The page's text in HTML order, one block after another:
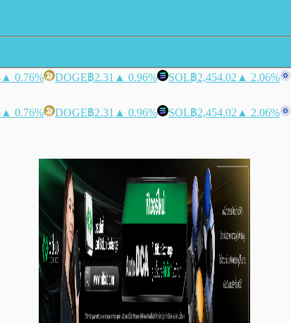
▲ 0.76% DOGE฿2.31 ▲ 0.96% SOL฿2,454.02 ▲ 2.06%
▲ 0.76% DOGE฿2.31 ▲ 0.96% SOL฿2,454.02 ▲ 2.06%